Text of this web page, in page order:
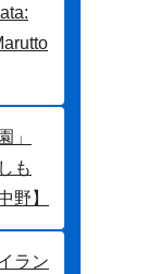
」
も
野】
ラン